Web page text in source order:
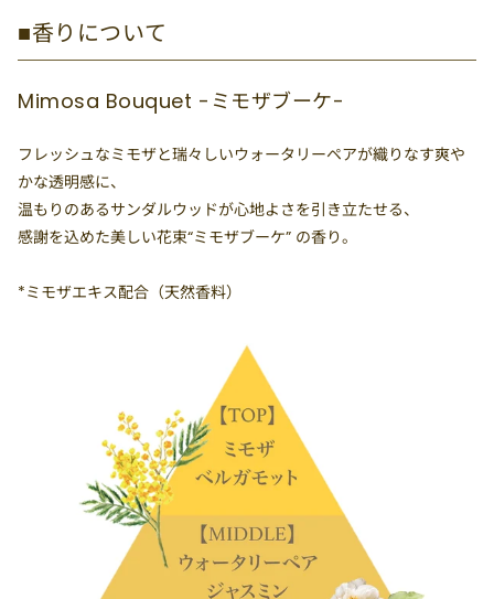
■香りについて
Mimosa Bouquet -ミモザブーケ-
フレッシュなミモザと瑞々しいウォータリーペアが織りなす爽や
かな透明感に、
温もりのあるサンダルウッドが心地よさを引き立たせる、
感謝を込めた美しい花束“ミモザブーケ” の香り。
*ミモザエキス配合（天然香料）